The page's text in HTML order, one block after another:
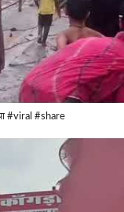
#viral #share